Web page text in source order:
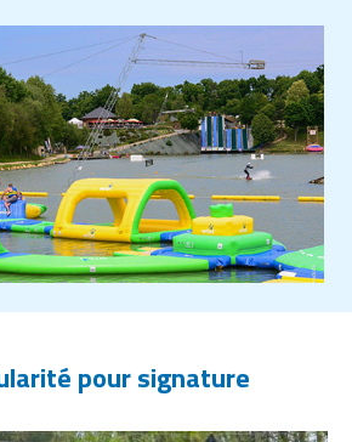
pour signature